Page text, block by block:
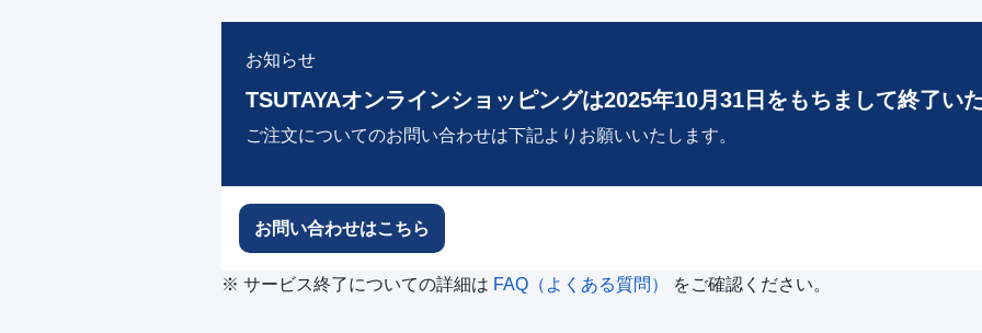
お知らせ
TSUTAYAオンラインショッピングは2025年10月31日をもちまして終了い
ご注文についてのお問い合わせは下記よりお願いいたします。
お問い合わせはこちら
※ サービス終了についての詳細は FAQ（よくある質問） をご確認ください。